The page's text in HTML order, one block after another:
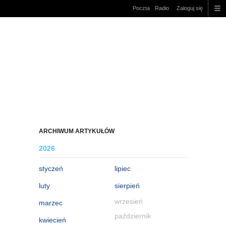
Poczta Radio Zaloguj się
ARCHIWUM ARTYKUŁÓW
2026
styczeń
luty
marzec
kwiecień
lipiec
sierpień
wrzesień
październik